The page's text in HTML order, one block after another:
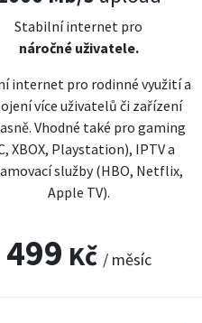
Stabilní internet pro
náročnéuživatele.
internet pro rodinné využití a
více uživatelů či zařízení
Vhodné také pro gaming
XBOX, Playstation), IPTV a
služby (HBO, Netflix,
Apple TV).
499 Kč / měsíc